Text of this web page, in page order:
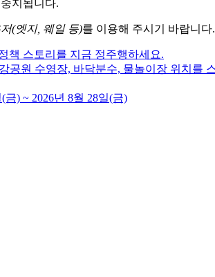
지됩니다.
(엣지, 웨일 등)를 이용해 주시기 바랍니다.